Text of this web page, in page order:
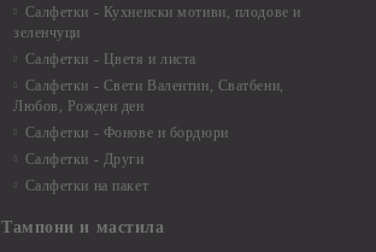
Салфетки - Кухненски мотиви, плодове и
зеленчуци
Салфетки - Цветя и листа
Салфетки - Свети Валентин, Сватбени,
Любов, Рожден ден
Салфетки - Фонове и бордюри
Салфетки - Други
Салфетки на пакет
Тампони и мастила